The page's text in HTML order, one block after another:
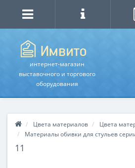
интернет-магазин
выставочного и торгового
оборудования
Цвета материалов
Цвета
Материалы обивки для стульев
11